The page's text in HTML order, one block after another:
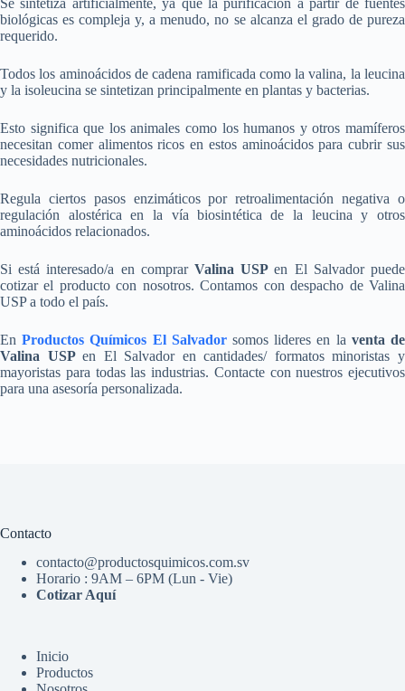
biológicas es compleja y, a menudo, no se alcanza el grado de pureza
requerido.
Todos los aminoácidos de cadena ramificada como la valina, la leucina
y la isoleucina se sintetizan principalmente en plantas y bacterias.
Esto significa que los animales como los humanos y otros mamíferos
necesitan comer alimentos ricos en estos aminoácidos para cubrir sus
necesidades nutricionales.
Regula ciertos pasos enzimáticos por retroalimentación negativa o
regulación alostérica en la vía biosintética de la leucina y otros
aminoácidos relacionados.
Si está interesado/a en comprarValina USPen El Salvador puede
cotizar el producto con nosotros. Contamos con despacho de Valina
USP a todo el país.
EnProductos Químicos El Salvadorsomos lideres en la venta de
Valina USPen El Salvador en cantidades/ formatos minoristas y
mayoristas para todas las industrias. Contacte con nuestros ejecutivos
para una asesoría personalizada.
Contacto
contacto@productosquimicos.com.sv
Horario : 9AM – 6PM (Lun - Vie)
Cotizar Aquí
Inicio
Productos